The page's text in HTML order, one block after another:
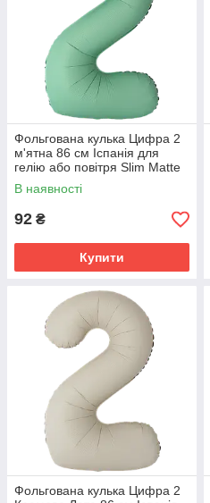
Фольгована кулька Цифра 2
м'ятна 86 см Іспанія для
гелію або повітря Slim Matte
Mint 34"
В наявності
92 ₴
Купити
Фольгована кулька Цифра 2